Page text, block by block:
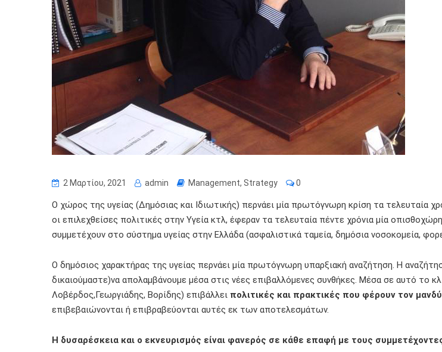
2 Μαρτίου, 2021 admin Management, Strategy 0
Ο χώρος της υγείας (Δημόσιας και Ιδιωτικής) περνάει μία πρωτόγνωρη κρίση τα τελευταία
οι επιλεχθείσες πολιτικές στην Υγεία κτλ, έφεραν τα τελευταία πέντε χρόνια μία
συμμετέχουν στο σύστημα υγείας στην Ελλάδα (ασφαλιστικά ταμεία, δημόσια νοσοκομεία,
Ο δημόσιος χαρακτήρας της υγείας περνάει μία πρωτόγνωρη υπαρξιακή αναζήτηση. Η
δικαιούμαστε)να απολαμβάνουμε μέσα στις νέες επιβαλλόμενες συνθήκες. Μέσα σε αυτό το
Λοβέρδος,Γεωργιάδης, Βορίδης) επιβάλλει πολιτικές και πρακτικές που φέρουν τον
επιβεβαιώνονται ή επιβραβεύονται αυτές εκ των αποτελεσμάτων.
Η δυσαρέσκεια και ο εκνευρισμός είναι φανερός σε κάθε επαφή με τους